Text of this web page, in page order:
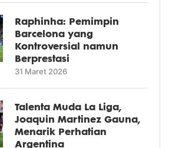
Raphinha: Pemimpin
Barcelona yang
Kontroversial namun
Berprestasi
31 Maret 2026
Talenta Muda La Liga,
Joaquin Martinez Gauna,
Menarik Perhatian
Argentina